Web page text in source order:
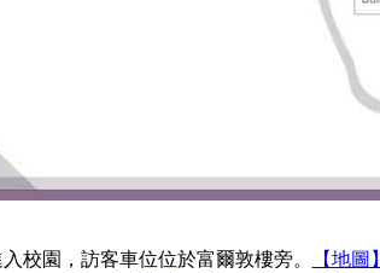
校園，訪客車位位於富爾敦樓旁。
【地圖】